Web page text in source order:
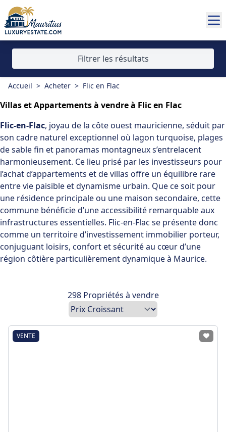
Accueil > Acheter > Flic en Flac
Filtrer les résultats
Villas et Appartements à vendre à Flic en Flac
Flic-en-Flac, joyau de la côte ouest mauricienne, séduit par
son cadre naturel exceptionnel où lagon turquoise, plages
de sable fin et panoramas montagneux s’entrelacent
harmonieusement. Ce lieu prisé par les investisseurs pour
l’achat d’appartements et de villas offre un équilibre rare
entre vie paisible et dynamisme urbain. Que ce soit pour
une résidence principale ou une maison secondaire, cette
commune bénéficie d’une accessibilité remarquable aux
infrastructures essentielles. Flic-en-Flac se présente donc
comme un territoire d’investissement immobilier porteur,
conjuguant loisirs, confort et sécurité au cœur d’une
région côtière particulièrement dynamique à Maurice.
298 Propriétés à vendre
VENTE